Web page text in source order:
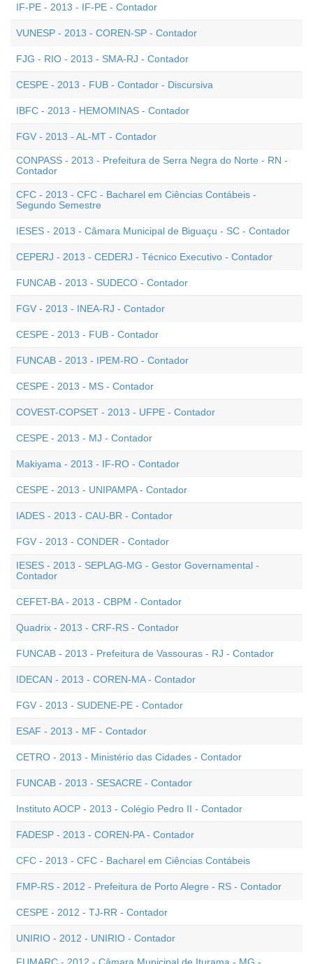
IF-PE - 2013 - IF-PE - Contador
VUNESP - 2013 - COREN-SP - Contador
FJG - RIO - 2013 - SMA-RJ - Contador
CESPE - 2013 - FUB - Contador - Discursiva
IBFC - 2013 - HEMOMINAS - Contador
FGV - 2013 - AL-MT - Contador
CONPASS - 2013 - Prefeitura de Serra Negra do Norte - RN -
Contador
CFC - 2013 - CFC - Bacharel em Ciências Contábeis -
Segundo Semestre
IESES - 2013 - Câmara Municipal de Biguaçu - SC - Contador
CEPERJ - 2013 - CEDERJ - Técnico Executivo - Contador
FUNCAB - 2013 - SUDECO - Contador
FGV - 2013 - INEA-RJ - Contador
CESPE - 2013 - FUB - Contador
FUNCAB - 2013 - IPEM-RO - Contador
CESPE - 2013 - MS - Contador
COVEST-COPSET - 2013 - UFPE - Contador
CESPE - 2013 - MJ - Contador
Makiyama - 2013 - IF-RO - Contador
CESPE - 2013 - UNIPAMPA - Contador
IADES - 2013 - CAU-BR - Contador
FGV - 2013 - CONDER - Contador
IESES - 2013 - SEPLAG-MG - Gestor Governamental -
Contador
CEFET-BA - 2013 - CBPM - Contador
Quadrix - 2013 - CRF-RS - Contador
FUNCAB - 2013 - Prefeitura de Vassouras - RJ - Contador
IDECAN - 2013 - COREN-MA - Contador
FGV - 2013 - SUDENE-PE - Contador
ESAF - 2013 - MF - Contador
CETRO - 2013 - Ministério das Cidades - Contador
FUNCAB - 2013 - SESACRE - Contador
Instituto AOCP - 2013 - Colégio Pedro II - Contador
FADESP - 2013 - COREN-PA - Contador
CFC - 2013 - CFC - Bacharel em Ciências Contábeis
FMP-RS - 2012 - Prefeitura de Porto Alegre - RS - Contador
CESPE - 2012 - TJ-RR - Contador
UNIRIO - 2012 - UNIRIO - Contador